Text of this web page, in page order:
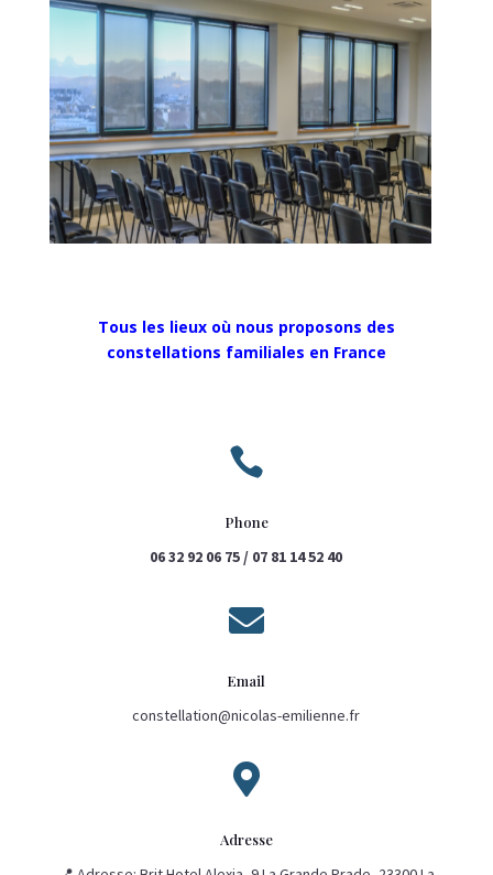
Tous les lieux où nous proposons des
constellations familiales en France

Phone
06 32 92 06 75 / 07 81 14 52 40

Email
constellation@nicolas-emilienne.fr

Adresse